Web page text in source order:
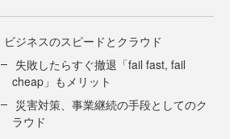
ビジネスのスピードとクラウド
失敗したらすぐ撤退「fail fast, fail
cheap」もメリット
災害対策、事業継続の手段としてのク
ラウド